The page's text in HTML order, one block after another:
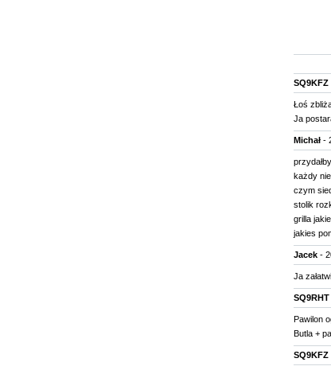
SQ9KFZ
Łoś
Ja
Michał-
każdy
czym
stolik
grilla
jakies
Jacek-
Ja
SQ9RHT
Pawilon
Butla +
SQ9KFZ